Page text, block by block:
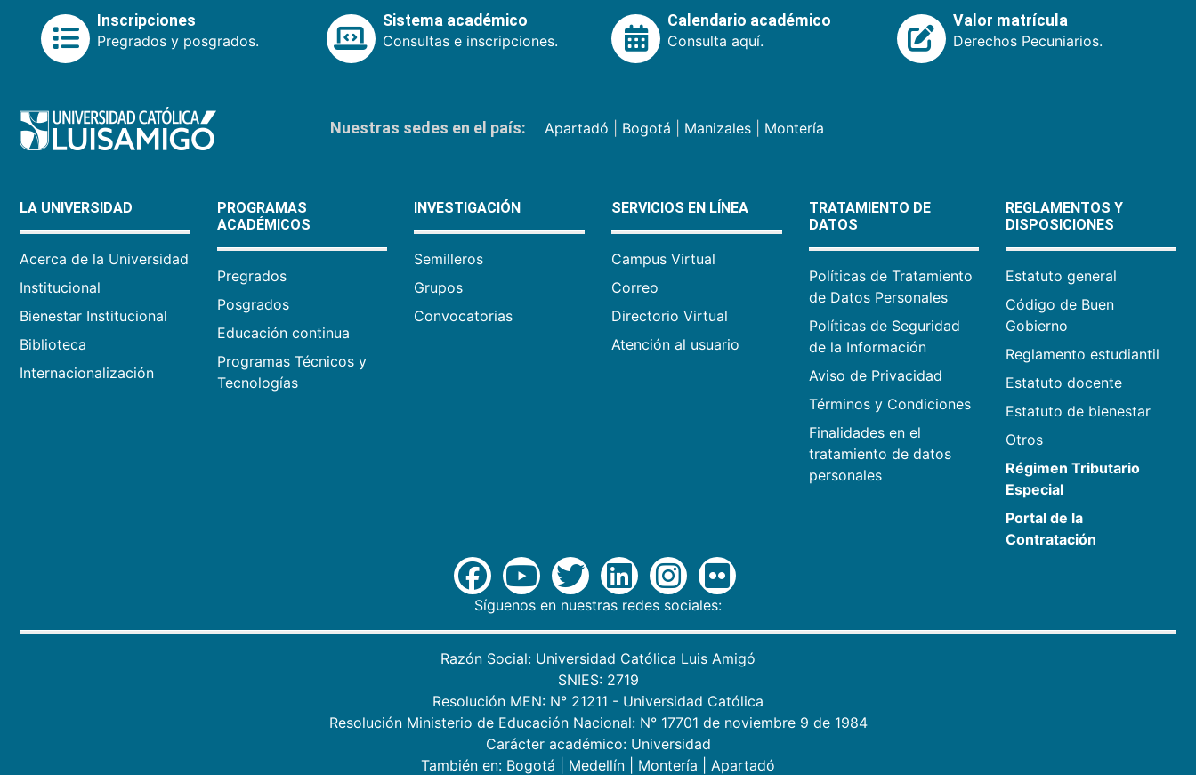
Inscripciones
Pregrados y posgrados.
Sistema académico
Consultas e inscripciones.
Calendario académico
Consulta aquí.
Valor matrícula
Derechos Pecuniarios.
Nuestras sedes en el país: Apartadó Bogotá Manizales| Montería
LA UNIVERSIDAD
Acerca de la Universidad
Institucional
Bienestar Institucional
Biblioteca
Internacionalización
PROGRAMAS
ACADÉMICOS
Pregrados
Posgrados
Educación continua
Programas Técnicos y
Tecnologías
INVESTIGACIÓN
Semilleros
Grupos
Convocatorias
SERVICIOS EN LÍNEA
Campus Virtual
Correo
Directorio Virtual
Atención al usuario
TRATAMIENTO DE
DATOS
Políticas de Tratamiento
de Datos Personales
Políticas de Seguridad
de la Información
Aviso de Privacidad
Términos y Condiciones
Finalidades en el
tratamiento de datos
personales
REGLAMENTOS Y
DISPOSICIONES
Estatuto general
Código de Buen
Gobierno
Reglamento estudiantil
Estatuto docente
Estatuto de bienestar
Otros
Régimen Tributario
Especial
Portal de la
Contratación
Síguenos en nuestras redes sociales:
Razón Social: Universidad Católica Luis Amigó
SNIES: 2719
Resolución MEN: N° 21211 - Universidad Católica
Resolución Ministerio de Educación Nacional: N° 17701 de noviembre 9 de 1984
Carácter académico: Universidad
También en: Bogotá Medellín Montería Apartadó